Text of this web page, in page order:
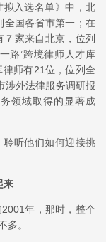
入选名单》中，北
全国各省市第一；在
家来自北京，位列
路’跨境律师人才库
师有21位，位列全
涉外法律服务调研报
领域取得的显著成
听他们如何迎接挑
来
年，那时，整个
多。